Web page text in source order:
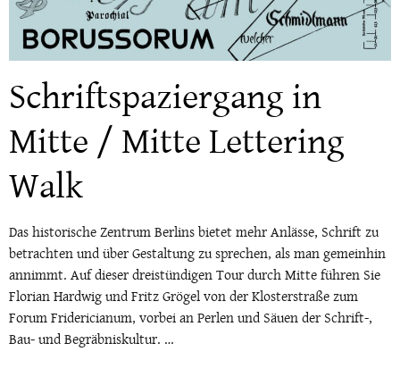
Schriftspaziergang in
Mitte / Mitte Lettering
Walk
Das historische Zentrum Berlins bietet mehr Anlässe, Schrift zu
betrachten und über Gestaltung zu sprechen, als man gemeinhin
annimmt. Auf dieser dreistündigen Tour durch Mitte führen Sie
Florian Hardwig und Fritz Grögel von der Klosterstraße zum
Forum Fridericianum, vorbei an Perlen und Säuen der Schrift-,
Bau- und Begräbniskultur. …